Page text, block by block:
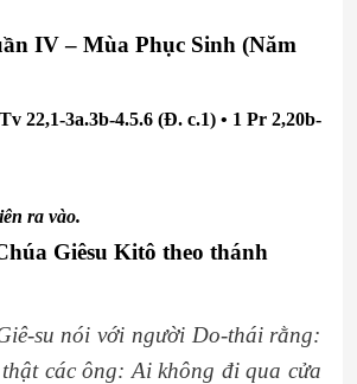
IV – Mùa Phục Sinh (Năm
22,1-3a.3b-4.5.6 (Đ. c.1) • 1 Pr 2,20b-
ra vào.
Giêsu Kitô theo thánh
su nói với người Do-thái rằng:
các ông: Ai không đi qua cửa